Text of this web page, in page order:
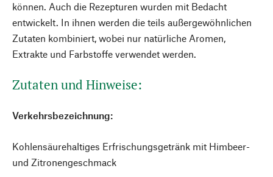
können. Auch die Rezepturen wurden mit Bedacht
entwickelt. In ihnen werden die teils außergewöhnlichen
Zutaten kombiniert, wobei nur natürliche Aromen,
Extrakte und Farbstoffe verwendet werden.
Zutaten und Hinweise:
Verkehrsbezeichnung:
Kohlensäurehaltiges Erfrischungsgetränk mit Himbeer-
und Zitronengeschmack